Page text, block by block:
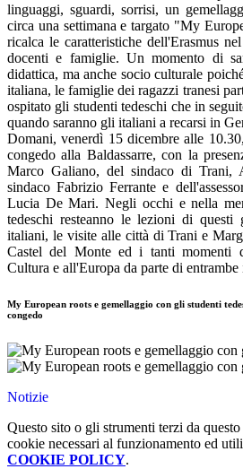
linguaggi, sguardi, sorrisi, un
circa una settimana e targato "My
ricalca le caratteristiche dell'Erasmus
docenti e famiglie. Un momento di
didattica, ma anche socio culturale
italiana, le famiglie dei ragazzi tranesi
ospitato gli studenti tedeschi che in
quando saranno gli italiani a recarsi in
Domani, venerdì 15 dicembre alle
congedo alla Baldassarre, con la
Marco Galiano, del sindaco di Trani,
sindaco Fabrizio Ferrante e
Lucia De Mari. Negli occhi e nella
tedeschi resteanno le lezioni di
italiani, le visite alle città di Trani e
Castel del Monte ed i tanti momenti
Cultura e all'Europa da parte di
My European roots e gemellaggio con gli studenti
congedo
Notizie
Questo sito o gli strumenti terzi da
cookie necessari al funzionamento ed
COOKIE POLICY.